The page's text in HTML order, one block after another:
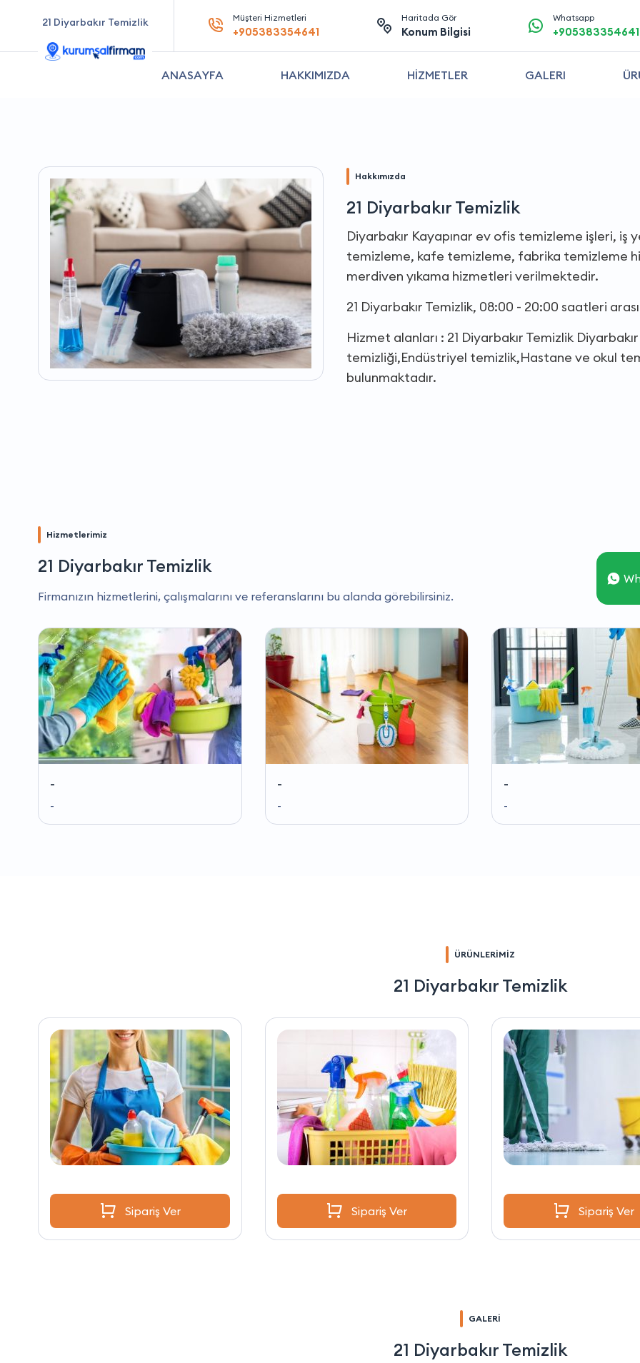
21 Diyarbakır Temizlik Müşteri Hizmetleri
+905383354641
Haritada Gör
Konum Bilgisi
Whatsapp
+905383354641
ANASAYFA HAKKIMIZDA HİZMETLER GALERI
Hakkımızda
21 Diyarbakır Temizlik
Diyarbakır Kayapınar ev ofis temizleme işleri,
temizleme, kafe temizleme, fabrika temizleme
merdiven yıkama hizmetleri verilmektedir.
21 Diyarbakır Temizlik, 08:00 - 20:00 saatleri
Hizmet alanları : 21 Diyarbakır Temizlik
temizliği,Endüstriyel temizlik,Hastane ve okul
bulunmaktadır.
Hizmetlerimiz
21 Diyarbakır Temizlik
Firmanızın hizmetlerini, çalışmalarını ve referanslarını bu alanda görebilirsiniz.
-
-
-
-
-
-
ÜRÜNLERİMİZ
21 Diyarbakır Temizlik
Sipariş Ver Sipariş Ver Sipariş Ver
GALERİ
21 Diyarbakır Temizlik